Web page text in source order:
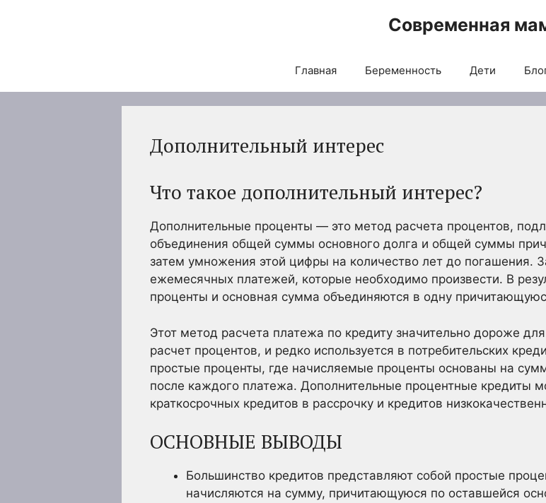
Современная
Главная Беременность Дети
Дополнительный интерес
Что такое дополнительный интерес?
Дополнительные проценты — это метод расчета процентов,
объединения общей суммы основного долга и общей суммы
затем умножения этой цифры на количество лет до погашения.
ежемесячных платежей, которые необходимо произвести. В
проценты и основная сумма объединяются в одну
Этот метод расчета платежа по кредиту значительно дороже
расчет процентов, и редко используется в потребительских
простые проценты, где начисляемые проценты основаны на
после каждого платежа. Дополнительные процентные кредиты
краткосрочных кредитов в рассрочку и кредитов
ОСНОВНЫЕ ВЫВОДЫ
Большинство кредитов представляют собой простые
начисляются на сумму, причитающуюся по оставшейся